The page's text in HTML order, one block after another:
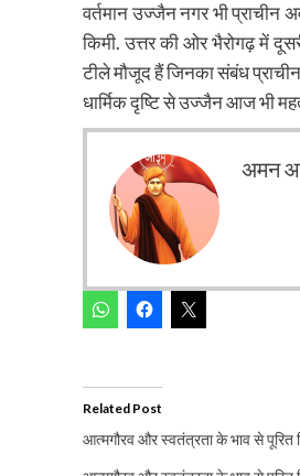
वर्तमान उज्जैन नगर भी प्राचीन
किमी. उत्तर की ओर भैरोगढ़ में
टीले मौजूद हैं जिनका संबंध
धार्मिक दृष्टि से उज्जैन आज भी
अमन
Related Post
आत्मगौरव और स्वतंत्रता के भाव से पूरित